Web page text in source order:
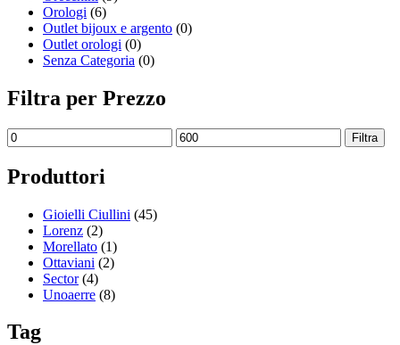
Orologi (6)
Outlet bijoux e argento (0)
Outlet orologi (0)
Senza Categoria (0)
Filtra per Prezzo
Filtra
Produttori
Gioielli Ciullini (45)
Lorenz (2)
Morellato (1)
Ottaviani (2)
Sector (4)
Unoaerre (8)
Tag